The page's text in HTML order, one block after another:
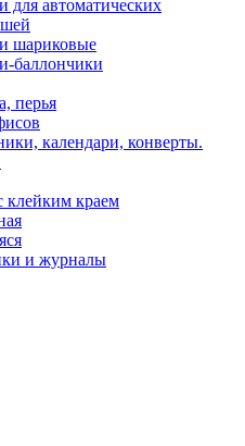
для автоматических
шариковые
баллончики
перья
календари, конверты.
клейким краем
и журналы